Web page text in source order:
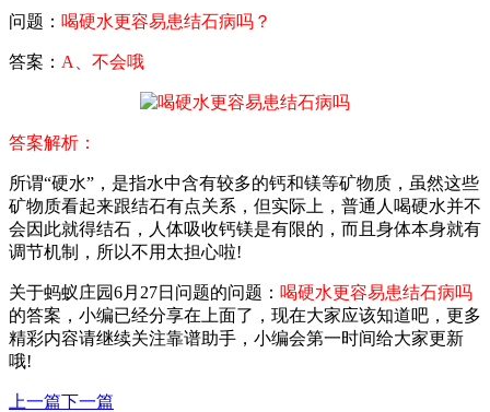
问题： 喝硬水更容易患结石病吗 ？
答案： A、不会哦
答案解析：
所谓“硬水”，是指水中含有较多的钙和镁等矿物质，虽然这些
矿物质看起来跟结石有点关系，但实际上，普通人喝硬水并不
会因此就得结石，人体吸收钙镁是有限的，而且身体本身就有
调节机制，所以不用太担心啦!
关于蚂蚁庄园6月27日问题的问题： 喝硬水更容易患结石病吗
的答案，小编已经分享在上面了，现在大家应该知道吧，更多
精彩内容请继续关注靠谱助手，小编会第一时间给大家更新
哦!
上一篇下一篇